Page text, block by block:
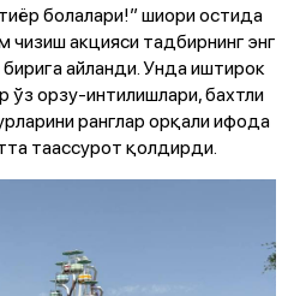
болалари!” шиори остида
чизиш акцияси тадбирнинг энг
айланди. Унда иштирок
ўз орзу-интилишлари, бахтли
ранглар орқали ифода
таассурот қолдирди.